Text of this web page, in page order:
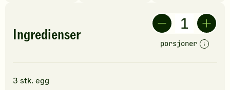
Ingredienser porsjoner
3 stk. egg